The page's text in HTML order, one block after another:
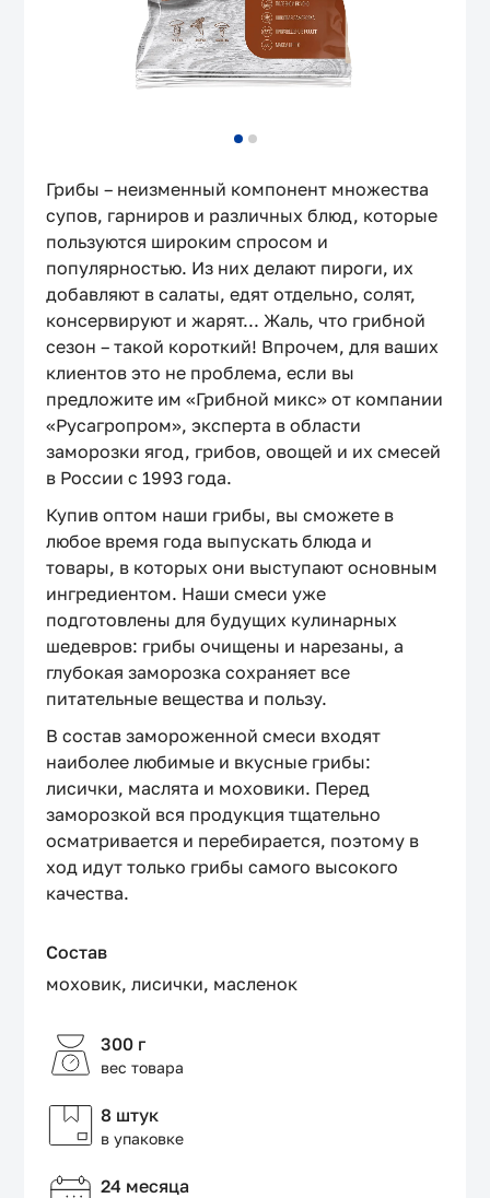
Грибы – неизменный компонент множества
супов, гарниров и различных блюд, которые
пользуются широким спросом и
популярностью. Из них делают пироги, их
добавляют в салаты, едят отдельно, солят,
консервируют и жарят... Жаль, что грибной
сезон – такой короткий! Впрочем, для ваших
клиентов это не проблема, если вы
предложите им «Грибной микс» от компании
«Русагропром», эксперта в области
заморозки ягод, грибов, овощей и их смесей
в России с 1993 года.
Купив оптом наши грибы, вы сможете в
любое время года выпускать блюда и
товары, в которых они выступают основным
ингредиентом. Наши смеси уже
подготовлены для будущих кулинарных
шедевров: грибы очищены и нарезаны, а
глубокая заморозка сохраняет все
питательные вещества и пользу.
В состав замороженной смеси входят
наиболее любимые и вкусные грибы:
лисички, маслята и моховики. Перед
заморозкой вся продукция тщательно
осматривается и перебирается, поэтому в
ход идут только грибы самого высокого
качества.
Состав
моховик, лисички, масленок
300 г
вес товара
8 штук
в упаковке
24 месяца
png, jpeg, jpg. Не больше 10 Мб
персональных данных
и принимаю условия
конфиденциальности